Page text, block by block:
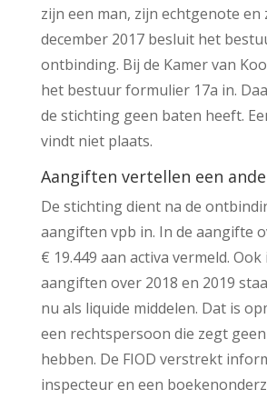
zijn een man, zijn echtgenote en
december 2017 besluit het
ontbinding. Bij de Kamer van
het bestuur formulier 17a in.
de stichting geen baten heeft.
vindt niet plaats.
Aangiften vertellen een
De stichting dient na de
aangiften vpb in. In de aangifte
€ 19.449 aan activa vermeld. Ook
aangiften over 2018 en 2019
nu als liquide middelen. Dat is
een rechtspersoon die zegt
hebben. De FIOD verstrekt
inspecteur en een